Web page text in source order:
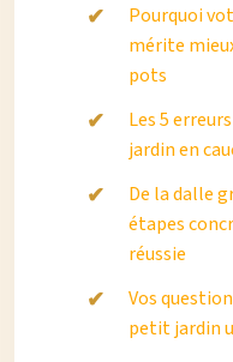
Pourquoi
mérite
pots
Les 5
jardin en
De la dalle
étapes
réussie
Vos
petit jardin